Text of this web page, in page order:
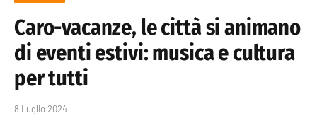
Caro-vacanze, le città si animano
di eventi estivi: musica e cultura
per tutti
8 Luglio 2024